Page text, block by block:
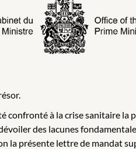
à la crise sanitaire la
des lacunes
la présente lettre de mandat